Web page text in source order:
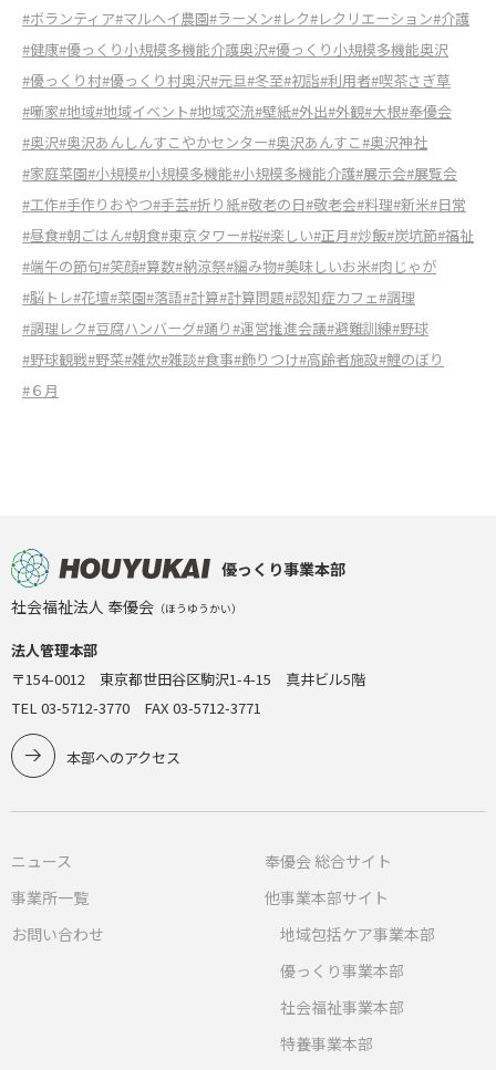
#ボランティア#マルヘイ農園#ラーメン#レク#レクリエーション#介護
#健康#優っくり小規模多機能介護奥沢#優っくり小規模多機能奥沢
#優っくり村#優っくり村奥沢#元旦#冬至#初詣#利用者#喫茶さぎ草
#噺家#地域#地域イベント#地域交流#壁紙#外出#外観#大根#奉優会
#奥沢#奥沢あんしんすこやかセンター#奥沢あんすこ#奥沢神社
#家庭菜園#小規模#小規模多機能#小規模多機能介護#展示会#展覧会
#工作#手作りおやつ#手芸#折り紙#敬老の日#敬老会#料理#新米#日常
#昼食#朝ごはん#朝食#東京タワー#桜#楽しい#正月#炒飯#炭坑節#福祉
#端午の節句#笑顔#算数#納涼祭#編み物#美味しいお米#肉じゃが
#脳トレ#花壇#菜園#落語#計算#計算問題#認知症カフェ#調理
#調理レク#豆腐ハンバーグ#踊り#運営推進会議#避難訓練#野球
#野球観戦#野菜#雑炊#雑談#食事#飾りつけ#高齢者施設#鯉のぼり
#６月
優っくり事業本部
社会福祉法人 奉優会 （ほうゆうかい）
法人管理本部
〒154-0012 東京都世田谷区駒沢1-4-15 真井ビル5階
TEL 03-5712-3770 FAX 03-5712-3771
本部へのアクセス
ニュース
事業所一覧
お問い合わせ
奉優会 総合サイト
他事業本部サイト
地域包括ケア事業本部
優っくり事業本部
社会福祉事業本部
特養事業本部